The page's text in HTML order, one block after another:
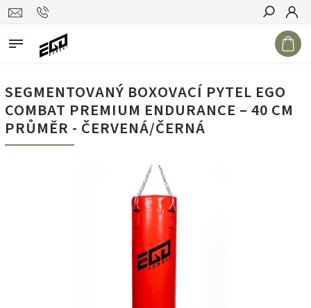
Hledat
SEGMENTOVANÝ BOXOVACÍ PYTEL EGO
COMBAT PREMIUM ENDURANCE – 40 CM
PRŮMĚR - ČERVENÁ/ČERNÁ